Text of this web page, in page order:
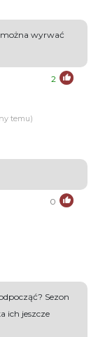
wyrwać
2
temu)
0
Sezon
ich jeszcze